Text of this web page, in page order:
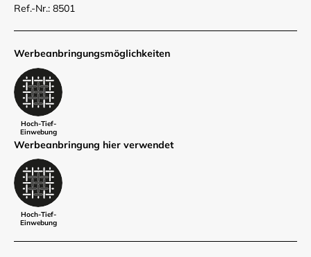
Ref.-Nr.: 8501
Werbe­anbringungs­möglich­keiten
Hoch-Tief-
Einwebung
Werbe­anbringung hier verwendet
Hoch-Tief-
Einwebung